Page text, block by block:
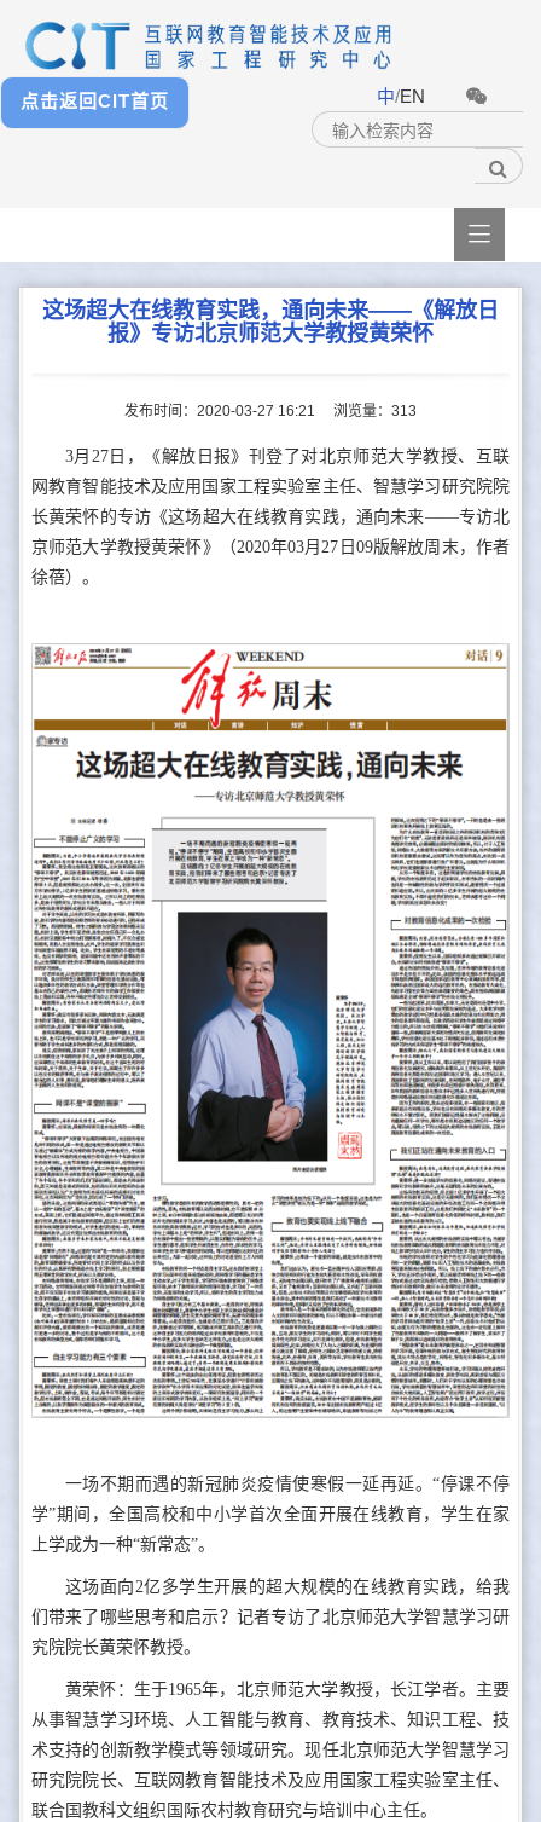
点击返回CIT首页 中/EN

这场超大在线教育实践，通向未来——《解放日
报》专访北京师范大学教授黄荣怀
发布时间：2020-03-27 16:21 浏览量： 313
3月27日，《解放日报》刊登了对北京师范大学教授、互联
网教育智能技术及应用国家工程实验室主任、智慧学习研究院院
长黄荣怀的专访《这场超大在线教育实践，通向未来——专访北
京师范大学教授黄荣怀》（2020年03月27日09版解放周末，作者
徐蓓）。
一场不期而遇的新冠肺炎疫情使寒假一延再延。“停课不停
学”期间，全国高校和中小学首次全面开展在线教育，学生在家
上学成为一种“新常态”。
这场面向2亿多学生开展的超大规模的在线教育实践，给我
们带来了哪些思考和启示？记者专访了北京师范大学智慧学习研
究院院长黄荣怀教授。
黄荣怀：生于1965年，北京师范大学教授，长江学者。主要
从事智慧学习环境、人工智能与教育、教育技术、知识工程、技
术支持的创新教学模式等领域研究。现任北京师范大学智慧学习
研究院院长、互联网教育智能技术及应用国家工程实验室主任、
联合国教科文组织国际农村教育研究与培训中心主任。